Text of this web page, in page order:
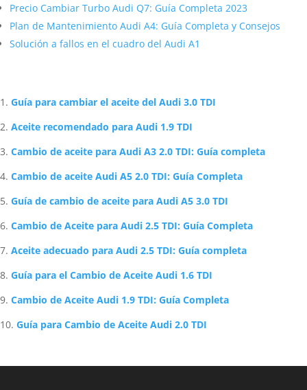
Precio Cambiar Turbo Audi Q7: Guía Completa 2023
Plan de Mantenimiento Audi A4: Guía Completa y Consejos
Solución a fallos en el cuadro del Audi A1
Guía para cambiar el aceite del Audi 3.0 TDI
Aceite recomendado para Audi 1.9 TDI
Cambio de aceite para Audi A3 2.0 TDI: Guía completa
Cambio de aceite Audi A5 2.0 TDI: Guía Completa
Guía de cambio de aceite para Audi A5 3.0 TDI
Cambio de Aceite para Audi 2.5 TDI: Guía Completa
Aceite adecuado para Audi 2.5 TDI: Guía completa
Guía para el Cambio de Aceite Audi 1.6 TDI
Cambio de Aceite Audi 1.9 TDI: Guía Completa
Guía para Cambio de Aceite Audi 2.0 TDI